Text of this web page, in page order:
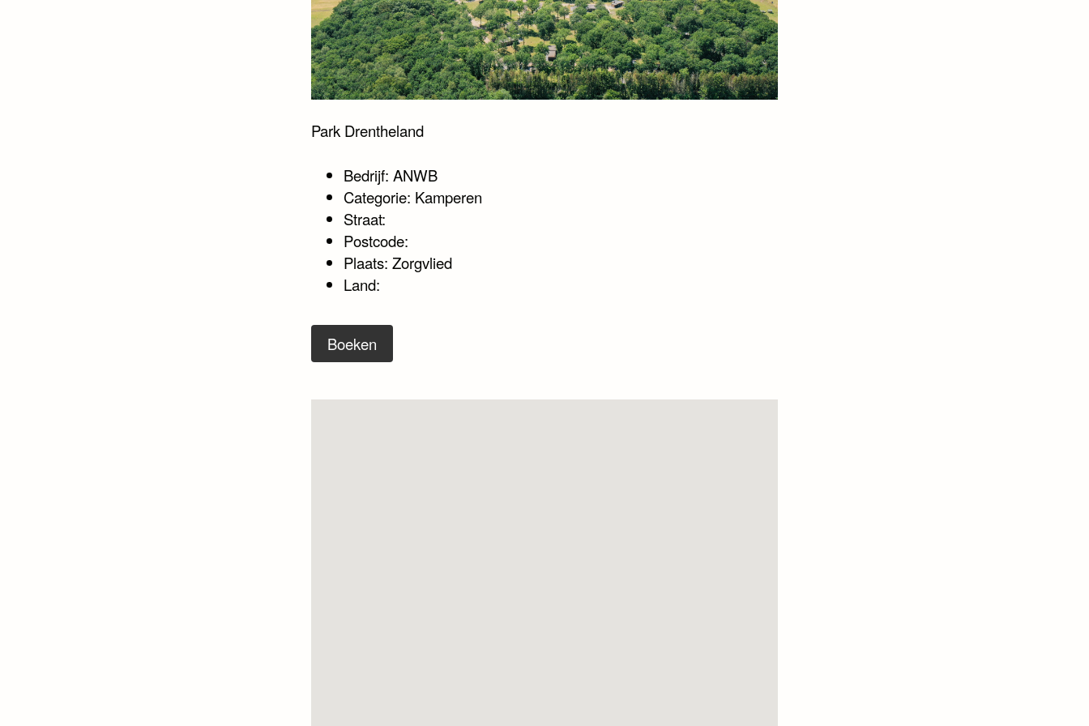
Park Drentheland
Bedrijf: ANWB
Categorie: Kamperen
Straat:
Postcode:
Plaats: Zorgvlied
Land:
Boeken